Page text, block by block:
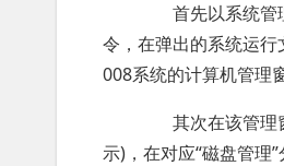
首先以系统管理
令，在弹出的系统运
008系统的计算机管理
其次在该管理窗
示)，在对应“磁盘管理